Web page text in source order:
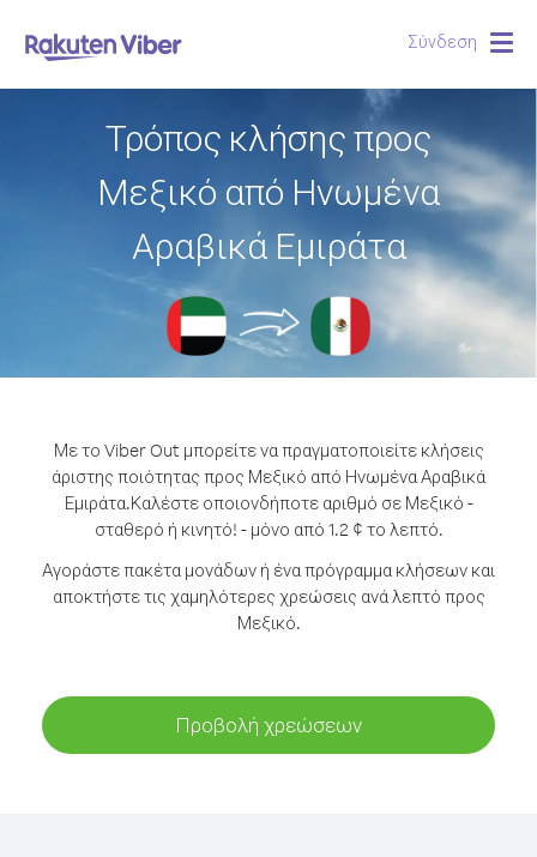
Σύνδεση
Τρόπος κλήσης προς
Μεξικό από Ηνωμένα
Αραβικά Εμιράτα
Με το Viber Out μπορείτε να πραγματοποιείτε κλήσεις
άριστης ποιότητας προς Μεξικό από Ηνωμένα Αραβικά
Εμιράτα.Καλέστε οποιονδήποτε αριθμό σε Μεξικό -
σταθερό ή κινητό! - μόνο από 1.2 ¢ το λεπτό.
Αγοράστε πακέτα μονάδων ή ένα πρόγραμμα κλήσεων και
αποκτήστε τις χαμηλότερες χρεώσεις ανά λεπτό προς
Μεξικό.
Προβολή χρεώσεων